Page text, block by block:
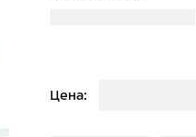
Цена: